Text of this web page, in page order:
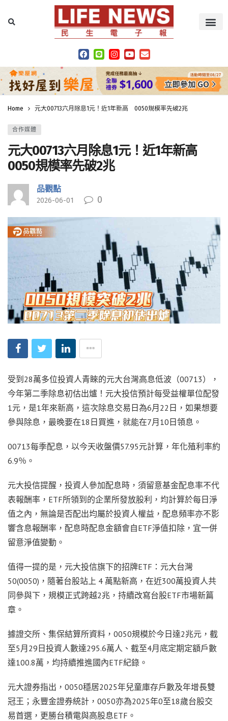
Home 元大00713六月除息1元！近1年新高 0050規模率先破2兆
合作媒體
元大00713六月除息1元！近1年新高
0050規模率先破2兆
品觀點
2026-06-01 0
受到28萬多位投資人青睞的元大台灣高息低波（00713），
今年第二季除息初估出爐！元大投信預計每受益權單位配發
1元，是1年來新高，這次除息交易日為6月22日，如果想要
參與除息，最晚要在18日買進，就能在7月10日領息。
00713每季配息，以今天收盤價57.95元計算，年化殖利率約
6.9％。
元大投信提醒，投資人參加配息時，須留意基金配息率不代
表報酬率，ETF所領到的企業所發放股利，均計算於每日淨
值之內，無論是否配出均屬於投資人權益，配息頻率亦不影
響含息報酬率，配息時配息金額會自ETF淨值扣除，宜一併
留意淨值變動。
值得一提的是，元大投信旗下的招牌ETF：元大台灣
50(0050)，隨著台股站上 4 萬點新高，在近300萬投資人共
同參與下，規模正式跨越2兆，持續改寫台股ETF市場新篇
章。
據證交所、集保結算所資料，0050規模於今日達2兆元，截
至5月29日投資人數達295.6萬人、截至4月底定期定額戶數
達100.8萬，均持續推進國內ETF紀錄。
元大證券指出，0050穩居2025年兒童庫存戶數及年增長雙
冠王；永豐金證券統計，0050亦為2025年0至18歲台股交
易首選，更勝台積電與高股息ETF。